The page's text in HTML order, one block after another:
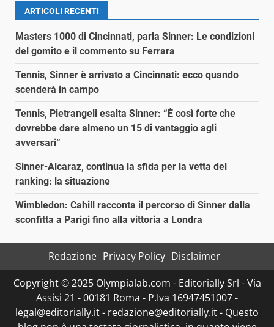
ARTICOLI RECENTI
Masters 1000 di Cincinnati, parla Sinner: Le condizioni
del gomito e il commento su Ferrara
Tennis, Sinner è arrivato a Cincinnati: ecco quando
scenderà in campo
Tennis, Pietrangeli esalta Sinner: “È così forte che
dovrebbe dare almeno un 15 di vantaggio agli
avversari”
Sinner-Alcaraz, continua la sfida per la vetta del
ranking: la situazione
Wimbledon: Cahill racconta il percorso di Sinner dalla
sconfitta a Parigi fino alla vittoria a Londra
Redazione Privacy Policy Disclaimer
Copyright © 2025 Olympialab.com - Editorially Srl - Via
Assisi 21 - 00181 Roma - P.Iva 16947451007 -
legal@editorially.it - redazione@editorially.it - Questo